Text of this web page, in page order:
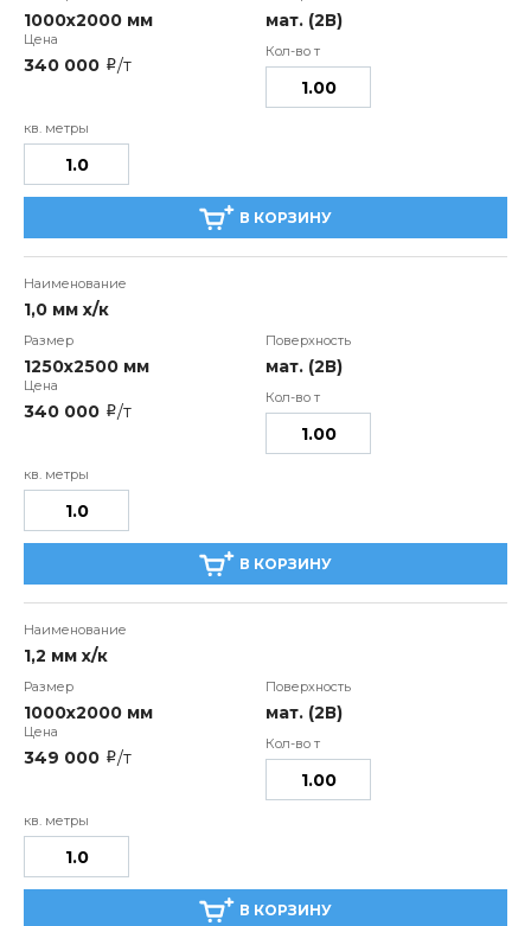
1000х2000 мм мат. (2В)
340 000 i/т
В КОРЗИНУ
1,0 мм х/к
1250х2500 мм мат. (2В)
340 000 i/т
В КОРЗИНУ
1,2 мм х/к
1000х2000 мм мат. (2В)
349 000 i/т
В КОРЗИНУ